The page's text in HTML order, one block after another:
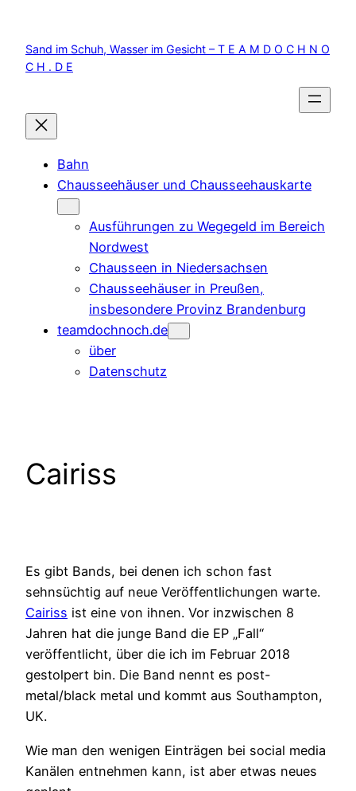
springen
Sand im Schuh, Wasser im Gesicht – T E A M D O C H N O
C H . D E
Bahn
Chausseehäuser und Chausseehauskarte
Ausführungen zu Wegegeld im Bereich
Nordwest
Chausseen in Niedersachsen
Chausseehäuser in Preußen,
insbesondere Provinz Brandenburg
teamdochnoch.de
über
Datenschutz
Cairiss
Es gibt Bands, bei denen ich schon fast
sehnsüchtig auf neue Veröffentlichungen warte.
Cairiss ist eine von ihnen. Vor inzwischen 8
Jahren hat die junge Band die EP „Fall“
veröffentlicht, über die ich im Februar 2018
gestolpert bin. Die Band nennt es post-
metal/black metal und kommt aus Southampton,
UK.
Wie man den wenigen Einträgen bei social media
Kanälen entnehmen kann, ist aber etwas neues